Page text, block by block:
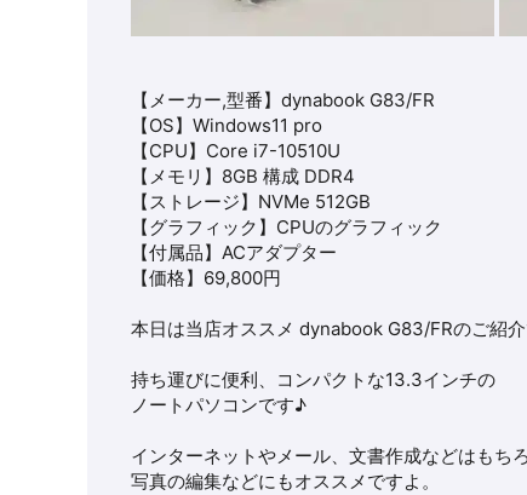
【メーカー,型番】 dynabook G83/FR
【OS】 Windows11 pro
【CPU】 Core i7-10510U
【メモリ】8GB 構成 DDR4
【ストレージ】NVMe 512GB
【グラフィック】 CPUのグラフィック
【付属品】ACアダプター
【価格】69,800円
本日は当店オススメ dynabook G83/FRのご紹介
持ち運びに便利、コンパクトな13.3インチの
ノートパソコンです♪
インターネットやメール、文書作成などはもち
写真の編集などにもオススメですよ。